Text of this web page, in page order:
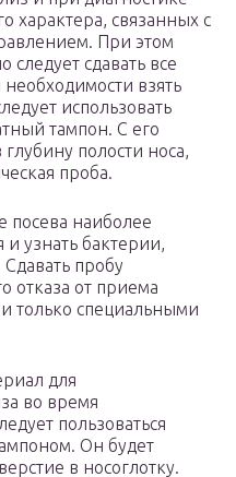
характера, связанных с
При этом
следует сдавать все
взять
использовать
тампон. С его
полости носа,
проба.
посева наиболее
узнать бактерии,
пробу
отказа от приема
только специальными
для
во время
пользоваться
Он будет
в носоглотку.